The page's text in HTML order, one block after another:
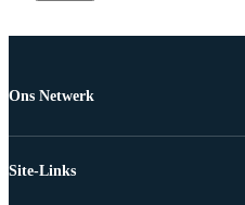
Ons Netwerk
Site-Links